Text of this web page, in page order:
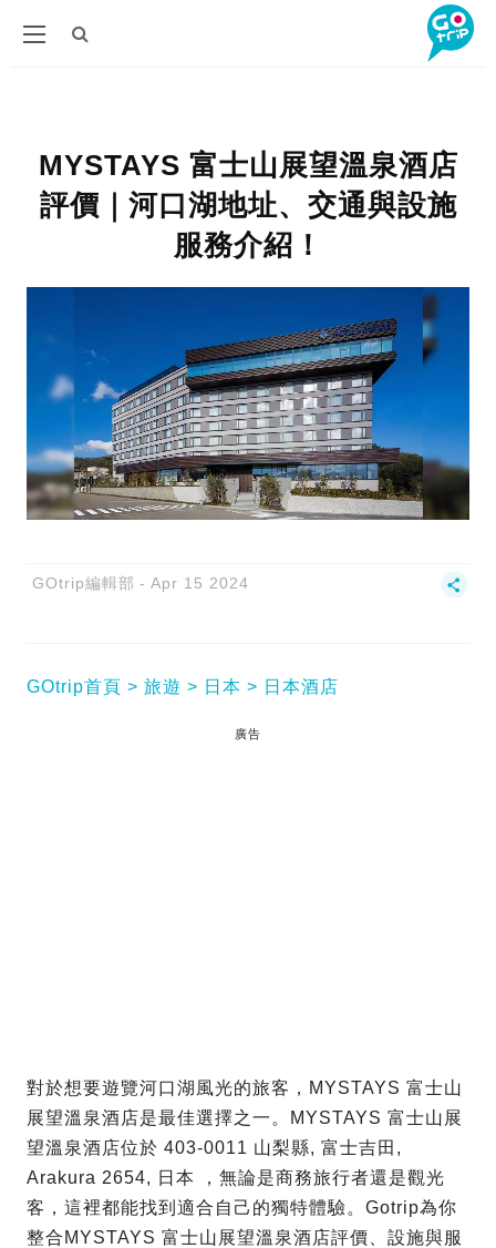
MYSTAYS 富士山展望溫泉酒店
評價｜河口湖地址、交通與設施
服務介紹！
GOtrip編輯部 Apr 15 2024
GOtrip首頁 旅遊 日本 日本酒店
廣告
對於想要遊覽河口湖風光的旅客，MYSTAYS 富士山
展望溫泉酒店是最佳選擇之一。MYSTAYS 富士山展
望溫泉酒店位於 403-0011 山梨縣, 富士吉田,
Arakura 2654, 日本 ，無論是商務旅行者還是觀光
客，這裡都能找到適合自己的獨特體驗。Gotrip為你
整合MYSTAYS 富士山展望溫泉酒店評價、設施與服